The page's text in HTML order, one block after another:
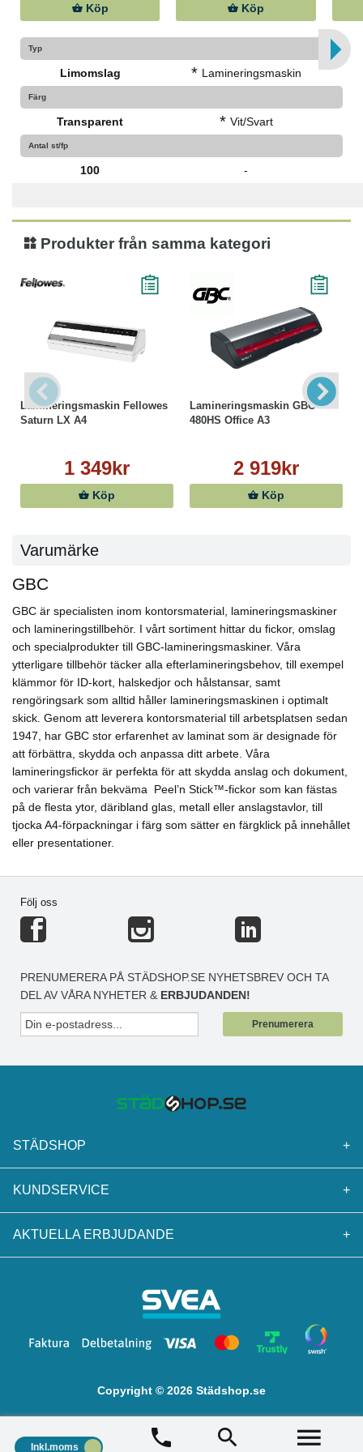
Köp Köp
Typ
Limomslag * Lamineringsmaskin
Färg
Transparent * Vit/Svart
Antal st/fp
100 -
Produkter från samma kategori
Lamineringsmaskin Fellowes
Saturn LX A4
1 349kr
Köp
Lamineringsmaskin GBC
480HS Office A3
2 919kr
Köp
Varumärke
GBC
GBC är specialisten inom kontorsmaterial, lamineringsmaskiner
och lamineringstillbehör. I vårt sortiment hittar du fickor, omslag
och specialprodukter till GBC-lamineringsmaskiner. Våra
ytterligare tillbehör täcker alla efterlamineringsbehov, till exempel
klämmor för ID-kort, halskedjor och hålstansar, samt
rengöringsark som alltid håller lamineringsmaskinen i optimalt
skick. Genom att leverera kontorsmaterial till arbetsplatsen sedan
1947, har GBC stor erfarenhet av laminat som är designade för
att förbättra, skydda och anpassa ditt arbete. Våra
lamineringsfickor är perfekta för att skydda anslag och dokument,
och varierar från bekväma Peel’n Stick™-fickor som kan fästas
på de flesta ytor, däribland glas, metall eller anslagstavlor, till
tjocka A4-förpackningar i färg som sätter en färgklick på innehållet
eller presentationer.
Följ oss
PRENUMERERA PÅ STÄDSHOP.SE NYHETSBREV OCH TA
DEL AV VÅRA NYHETER & ERBJUDANDEN!
Prenumerera
STÄDSHOP +
KUNDSERVICE +
AKTUELLA ERBJUDANDE +
Copyright © 2026 Städshop.se
Inkl.moms